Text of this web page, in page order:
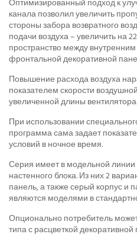
канала позволил увеличить
стороны забора возвратного
подачи воздуха – увеличить на
пространство между
фронтальной декоративной
Повышение расхода воздуха
показателем скорости
увеличенной длины вентилятора.
При использовании
программа сама задает
условий в ночное время.
Серия имеет в модельной линии
настенного блока. Из них 2
панель, а также серый корпус
являются моделями в
Опционально потребитель
типа с расцветкой